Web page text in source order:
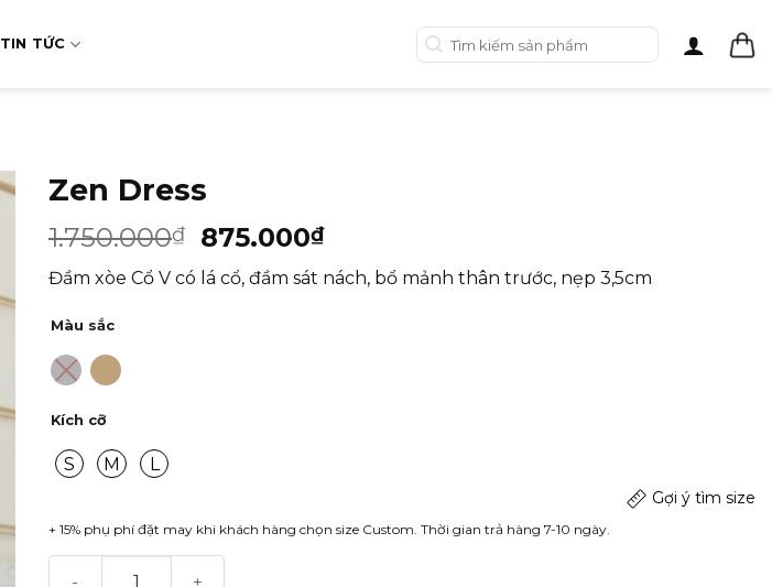
TIN TỨC
Tìm
kiếm:
Zen Dress
1.750.000₫ 875.000₫
Đầm xòe Cổ V có lá cổ, đầm sát nách, bổ mảnh thân trước, nẹp 3,5cm
Màu sắc
Kích cỡ
S M L
+ 15% phụ phí đặt may khi khách hàng chọn size Custom. Thời gian trả hàng 7-10 ngày.
Gợi ý tìm size